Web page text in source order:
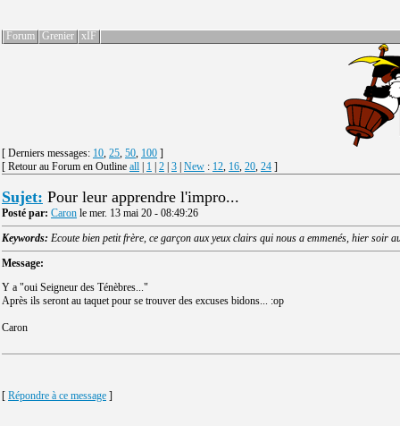
Forum Grenier xIF
[ Derniers messages: 10, 25, 50, 100 ]
[ Retour au Forum en Outline all 1 2 3 New : 12, 16, 20, 24 ]
Sujet: Pour leur apprendre l'impro...
Posté par: Caron le mer. 13 mai 20 - 08:49:26
Keywords: Ecoute bien petit frère, ce garçon aux yeux clairs qui nous a emmenés, hier soir
Message:
Y a "oui Seigneur des Ténèbres..."
Après ils seront au taquet pour se trouver des excuses bidons... :op
Caron
[ Répondre à ce message ]